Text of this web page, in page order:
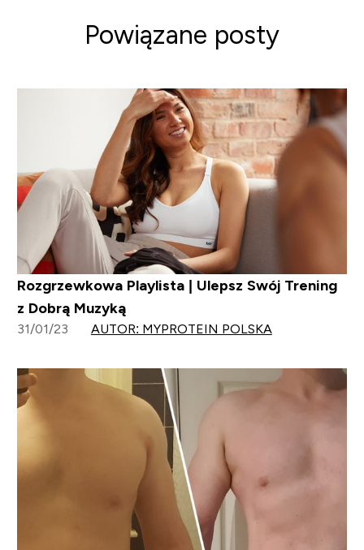
Powiązane posty
Rozgrzewkowa Playlista | Ulepsz Swój Trening
z Dobrą Muzyką
31/01/23 AUTOR: MYPROTEIN POLSKA